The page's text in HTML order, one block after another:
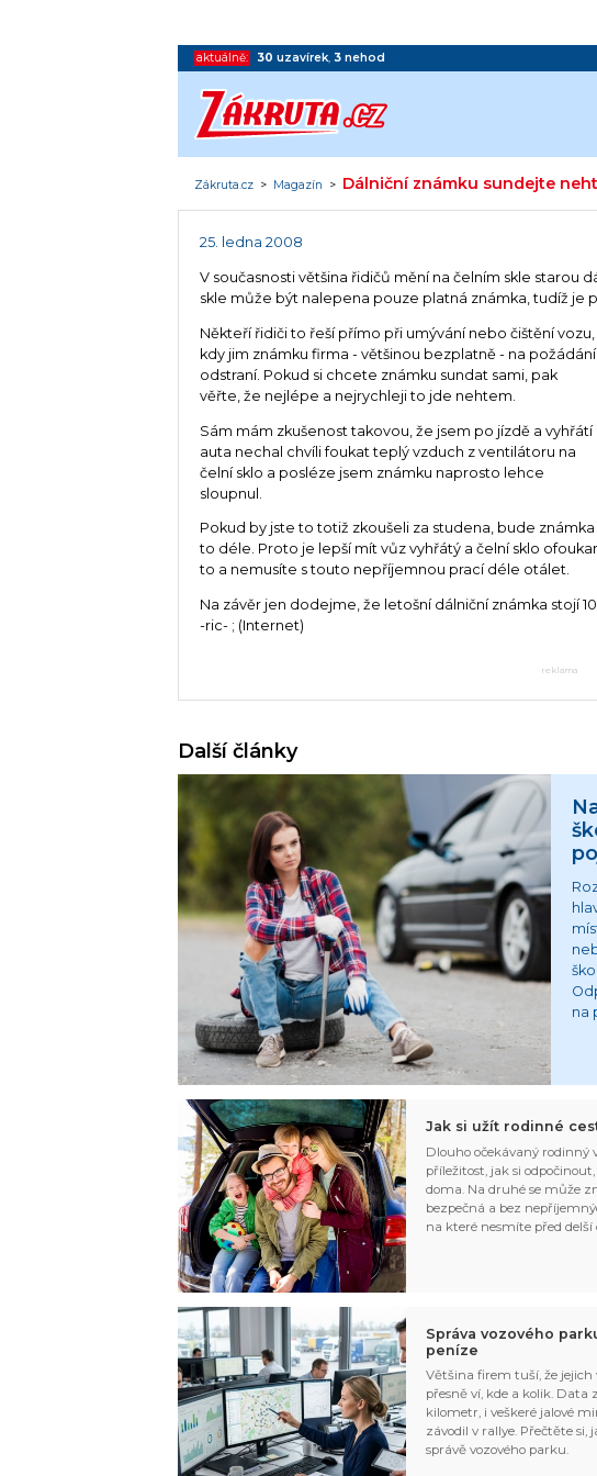
aktuálně: 30 uzavírek, 3 nehod
Zákruta.cz > Magazín > Dálniční známku sundejte
25. ledna 2008
V současnosti většina řidičů mění na čelním skle starou
skle může být nalepena pouze platná známka, tudíž je
Někteří řidiči to řeší přímo při umývání nebo čištění vozu,
kdy jim známku firma - většinou bezplatně - na požádání
odstraní. Pokud si chcete známku sundat sami, pak
věřte, že nejlépe a nejrychleji to jde nehtem.
Sám mám zkušenost takovou, že jsem po jízdě a vyhřátí
auta nechal chvíli foukat teplý vzduch z ventilátoru na
čelní sklo a posléze jsem známku naprosto lehce
sloupnul.
Pokud by jste to totiž zkoušeli za studena, bude
to déle. Proto je lepší mít vůz vyhřátý a čelní sklo
to a nemusíte s touto nepříjemnou prací déle otálet.
Na závěr jen dodejme, že letošní dálniční známka stojí
-ric- ; (Internet)
reklama
Další články
na
Jak si užít rodinné
Dlouho očekávaný rodinný
příležitost, jak si
doma. Na druhé se může
bezpečná a bez
na které nesmíte před delší
Správa vozového
peníze
Většina firem tuší, že jejich
přesně ví, kde a kolik. Data
kilometr, i veškeré jalové
závodil v rallye. Přečtěte
správě vozového parku.